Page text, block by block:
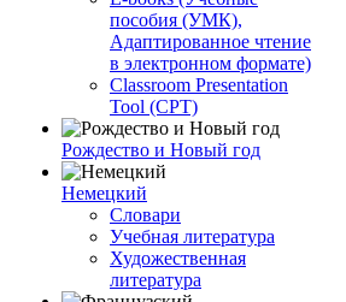
пособия (УМК),
Адаптированное чтение
в электронном формате)
Classroom Presentation
Tool (CPT)
Рождество и Новый год
Немецкий
Словари
Учебная литература
Художественная
литература